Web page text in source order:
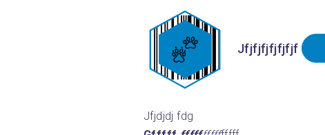
Jfjfjfjfjfjfjf
Jfjdjdj fdg